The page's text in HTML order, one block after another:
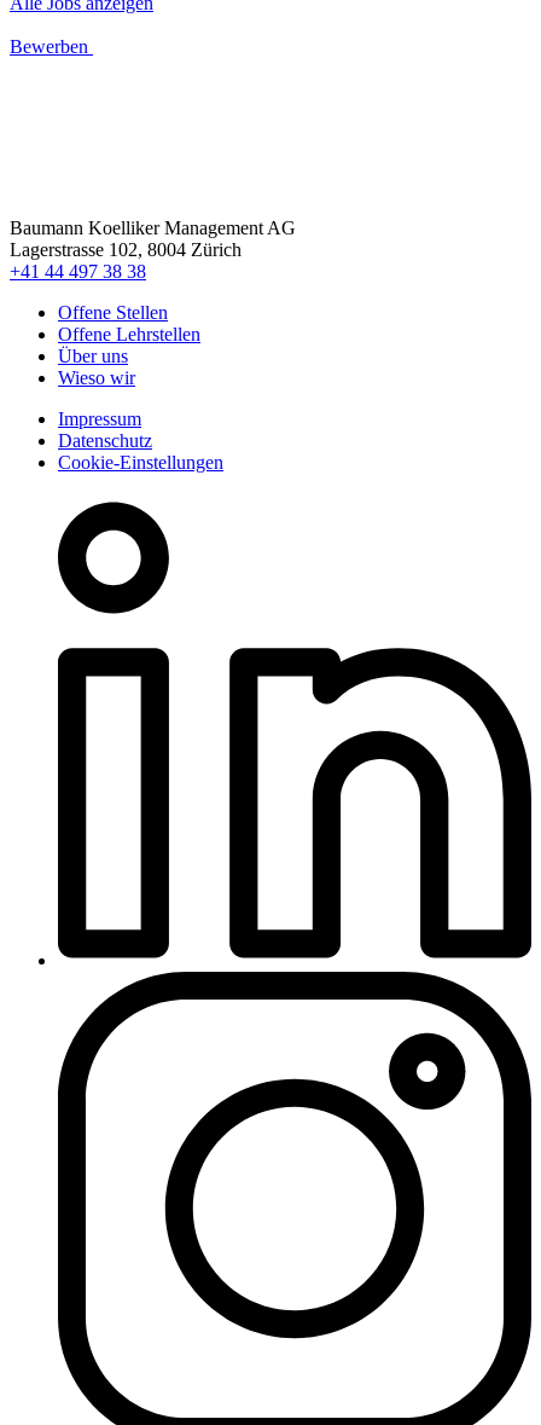
Bewerben
Baumann Koelliker Management AG
Lagerstrasse 102, 8004 Zürich
+41 44 497 38 38
Offene Stellen
Offene Lehrstellen
Über uns
Wieso wir
Impressum
Datenschutz
Cookie-Einstellungen